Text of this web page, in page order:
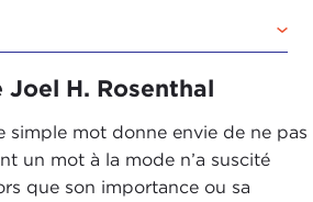
H. Rosenthal
simple mot donne envie de ne pas
un mot à la mode n’a suscité
que son importance ou sa